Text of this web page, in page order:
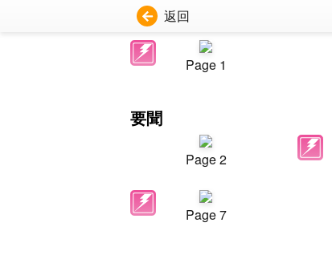
返回
Page 1
要聞
Page 2
Page 7